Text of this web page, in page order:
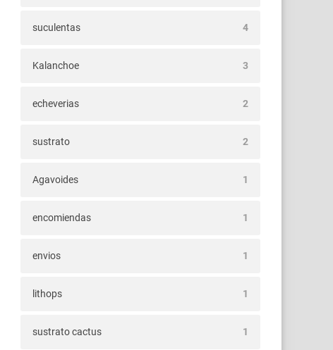
suculentas 4
Kalanchoe 3
echeverias 2
sustrato 2
Agavoides 1
encomiendas 1
envios 1
lithops 1
sustrato cactus 1